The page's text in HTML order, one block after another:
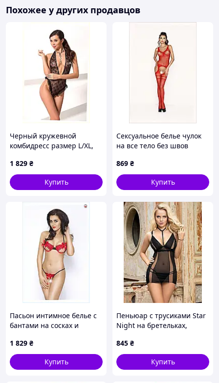
Невероятно соблазнительный и чувственный комплект
Kyouka станет вашим верным спутником в создании
уникальных образов, наполненных страстью и
уверенностью.
Дополните его сексуальными чулками.
Характеристики:
Материал – полиэстер, эластан, полиамид
Размер - S/M
С/М L/XL
Бедра 88-100 100-112
Штрихкод: 5908305956396
Похожее у других продавцов
Черный кружевной
комбидресс размер L/XL,
1 829 ₴
Купить
Сексуальное белье чулок
на все тело без швов
869 ₴
Купить
Пасьон интимное белье с
бантами на сосках и
1 829 ₴
Купить
Пеньюар с трусиками Star
Night на бретельках,
845 ₴
Купить